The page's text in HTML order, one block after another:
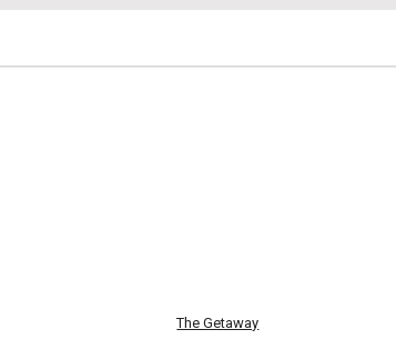
The Getaway